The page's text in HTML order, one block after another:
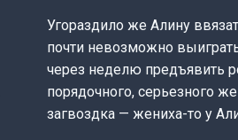
Угораздило же Алину
почти невозможно
через неделю предъявить
порядочного, серьезного
загвоздка — жениха-то у